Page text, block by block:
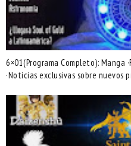
6×01(Programa Completo): Manga
·Noticias exclusivas sobre nuevos